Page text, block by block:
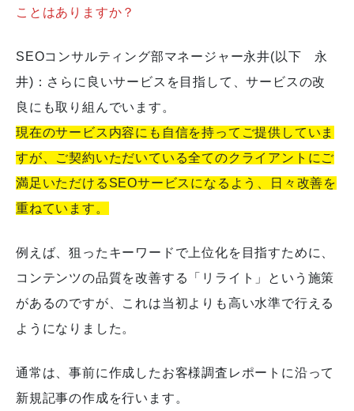
ことはありますか？
SEOコンサルティング部マネージャー永井(以下 永
井)：さらに良いサービスを目指して、サービスの改
良にも取り組んでいます。
現在のサービス内容にも自信を持ってご提供していま
すが、ご契約いただいている全てのクライアントにご
満足いただけるSEOサービスになるよう、日々改善を
重ねています。
例えば、狙ったキーワードで上位化を目指すために、
コンテンツの品質を改善する「リライト」という施策
があるのですが、これは当初よりも高い水準で行える
ようになりました。
通常は、事前に作成したお客様調査レポートに沿って
新規記事の作成を行います。